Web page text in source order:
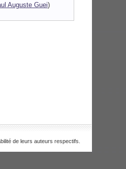
Auguste Guei)
de leurs auteurs respectifs.